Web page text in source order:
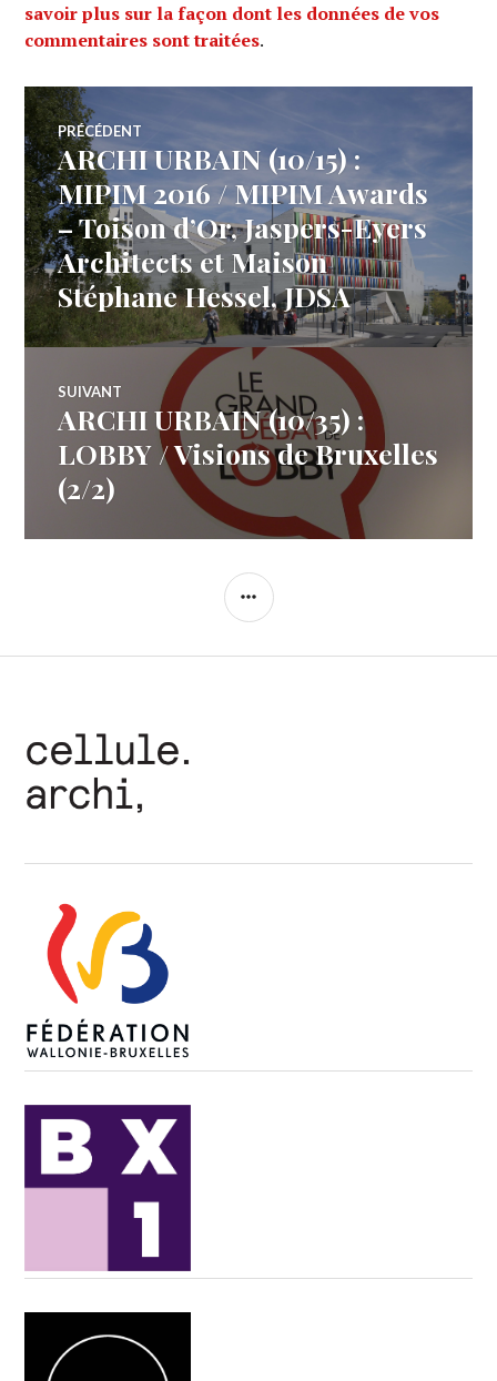
savoir plus sur la façon dont les données de vos
commentaires sont traitées.
Navigation
de
l’article
PRÉCÉDENT
Article
précédent :
ARCHI URBAIN (10/15) :
MIPIM 2016 / MIPIM Awards
– Toison d’Or, Jaspers-Eyers
Architects et Maison
Stéphane Hessel, JDSA
SUIVANT
Article
Suivant:
ARCHI URBAIN (10/35) :
LOBBY / Visions de Bruxelles
(2/2)
COLONNE